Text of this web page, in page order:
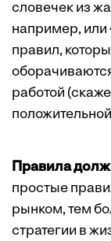
словечек из
например, или
правил,
работой
Правила
простые
рынком, тем
стратегии в